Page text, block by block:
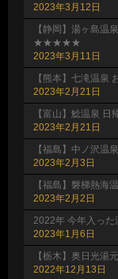
2023年3月12日
【静岡】湯ヶ島温
★★★★★
2023年3月11日
【熊本】七滝温
2023年2月21日
【富山】鯰温泉
2023年2月21日
【福島】中ノ沢
2023年2月3日
【福島】磐梯熱
2023年2月2日
2022年 今年入った
2023年1月6日
【栃木】奥日光湯
2022年12月13日